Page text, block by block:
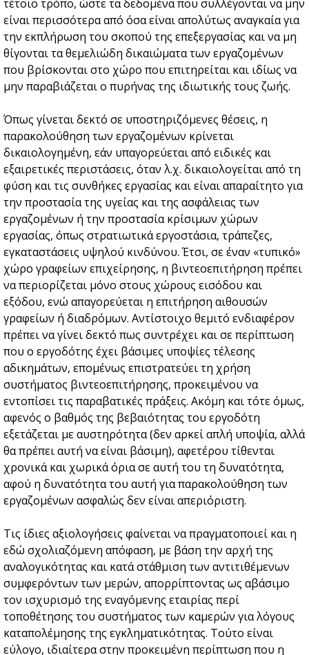
τέτοιο τρόπο, ώστε τα δεδομένα που συλλέγονται να μην
είναι περισσότερα από όσα είναι απολύτως αναγκαία για
την εκπλήρωση του σκοπού της επεξεργασίας και να μη
θίγονται τα θεμελιώδη δικαιώματα των εργαζομένων
που βρίσκονται στο χώρο που επιτηρείται και ιδίως να
μην παραβιάζεται ο πυρήνας της ιδιωτικής τους ζωής.
Όπως γίνεται δεκτό σε υποστηριζόμενες θέσεις, η
παρακολούθηση των εργαζομένων κρίνεται
δικαιολογημένη, εάν υπαγορεύεται από ειδικές και
εξαιρετικές περιστάσεις, όταν λ.χ. δικαιολογείται από τη
φύση και τις συνθήκες εργασίας και είναι απαραίτητο για
την προστασία της υγείας και της ασφάλειας των
εργαζομένων ή την προστασία κρίσιμων χώρων
εργασίας, όπως στρατιωτικά εργοστάσια, τράπεζες,
εγκαταστάσεις υψηλού κινδύνου. Έτσι, σε έναν «τυπικό»
χώρο γραφείων επιχείρησης, η βιντεοεπιτήρηση πρέπει
να περιορίζεται μόνο στους χώρους εισόδου και
εξόδου, ενώ απαγορεύεται η επιτήρηση αιθουσών
γραφείων ή διαδρόμων. Αντίστοιχο θεμιτό ενδιαφέρον
πρέπει να γίνει δεκτό πως συντρέχει και σε περίπτωση
που ο εργοδότης έχει βάσιμες υποψίες τέλεσης
αδικημάτων, επομένως επιστρατεύει τη χρήση
συστήματος βιντεοεπιτήρησης, προκειμένου να
εντοπίσει τις παραβατικές πράξεις. Ακόμη και τότε όμως,
αφενός ο βαθμός της βεβαιότητας του εργοδότη
εξετάζεται με αυστηρότητα (δεν αρκεί απλή υποψία, αλλά
θα πρέπει αυτή να είναι βάσιμη), αφετέρου τίθενται
χρονικά και χωρικά όρια σε αυτή του τη δυνατότητα,
αφού η δυνατότητα του αυτή για παρακολούθηση των
εργαζομένων ασφαλώς δεν είναι απεριόριστη.
Τις ίδιες αξιολογήσεις φαίνεται να πραγματοποιεί και η
εδώ σχολιαζόμενη απόφαση, με βάση την αρχή της
αναλογικότητας και κατά στάθμιση των αντιτιθέμενων
συμφερόντων των μερών, απορρίπτοντας ως αβάσιμο
τον ισχυρισμό της εναγόμενης εταιρίας περί
τοποθέτησης του συστήματος των καμερών για λόγους
καταπολέμησης της εγκληματικότητας. Τούτο είναι
εύλογο, ιδιαίτερα στην προκειμένη περίπτωση που η